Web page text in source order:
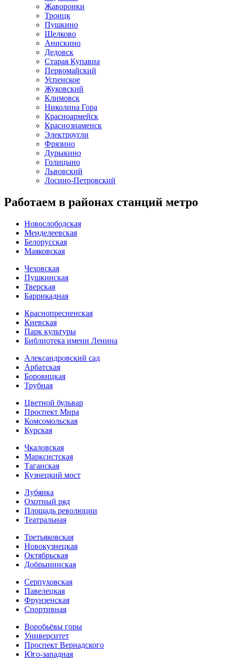
Жаворонки
Троицк
Пушкино
Щелково
Анискино
Дедовск
Старая Купавна
Первомайский
Успенское
Жуковский
Климовск
Николина Гора
Красноармейск
Краснознаменск
Электроугли
Фрязино
Дурыкино
Голицыно
Львовский
Лосино-Петровский
Работаем в районах станций метро
Новослободская
Менделеевская
Белорусская
Маяковская
Чеховская
Пушкинская
Тверская
Баррикадная
Краснопресненская
Киевская
Парк культуры
Библиотека имени Ленина
Александровский сад
Арбатская
Боровицкая
Трубная
Цветной бульвар
Проспект Мира
Комсомольская
Курская
Чкаловская
Марксистская
Таганская
Кузнецкий мост
Лубянка
Охотный ряд
Площадь революции
Театральная
Третьяковская
Новокузнецкая
Октябрьская
Добрынинская
Серпуховская
Павелецкая
Фрунзенская
Спортивная
Воробьёвы горы
Университет
Проспект Вернадского
Юго-западная